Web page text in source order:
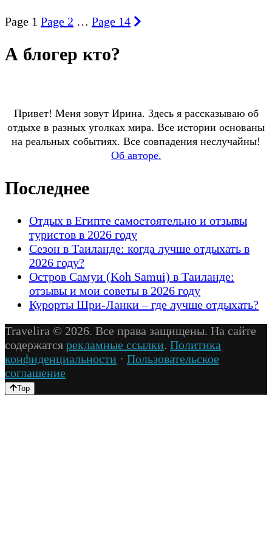
Page 1 Page 2 … Page 14
А блогер кто?
Привет! Меня зовут Ирина. Здесь я рассказываю об
отдыхе в разных уголках мира. Все истории основаны
на реальных событиях. Все совпадения неслучайны!
Об авторе.
Последнее
Отдых в Египте самостоятельно и отзывы
туристов в 2026 году
Сезон в Таиланде: когда лучше отдыхать в
2026 году?
Остров Самуи (Koh Samui) в Таиланде:
отзывы и мои советы в 2026 году
Курорты Шри-Ланки – где лучше отдыхать?
Travelira © 2026. Все права защищены. На сайте
содержатся рекламные ссылки. Политика
конфиденциальности · Пользовательское
соглашение
Top